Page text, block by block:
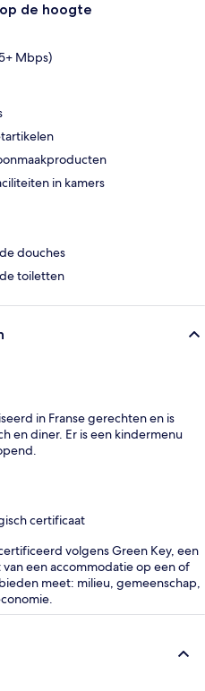
de hoogte
Mbps)
in kamers
douches
toiletten
in Franse gerechten en is
en diner. Er is een kindermenu
certificaat
volgens Green Key, een
een accommodatie op een of
meet: milieu, gemeenschap,